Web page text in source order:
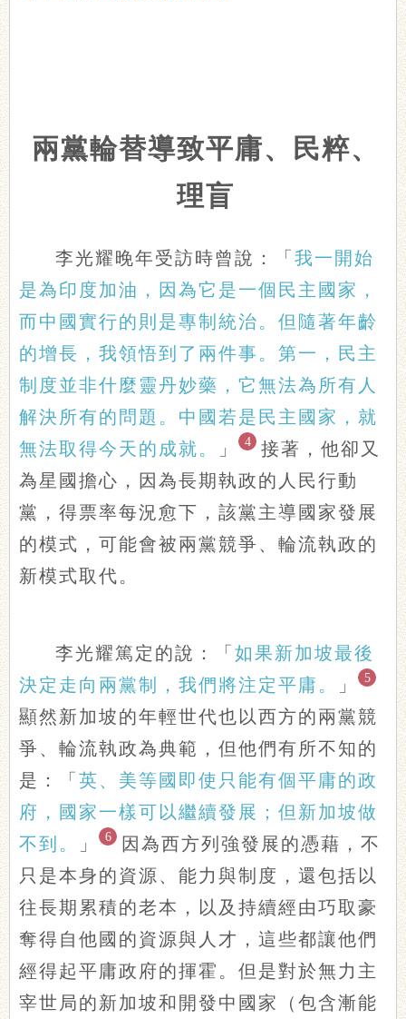
兩黨輪替導致平庸、民粹、
理盲
李光耀晚年受訪時曾說：「 我一開始
是為印度加油，因為它是一個民主國家，
而中國實行的則是專制統治。但隨著年齡
的增長，我領悟到了兩件事。第一，民主
制度並非什麼靈丹妙藥，它無法為所有人
解決所有的問題。中國若是民主國家，就
無法取得今天的成就。
」 4
接著，他卻又
為星國擔心，因為長期執政的人民行動
黨，得票率每況愈下，該黨主導國家發展
的模式，可能會被兩黨競爭、輪流執政的
新模式取代。
李光耀篤定的說：「 如果新加坡最後
決定走向兩黨制，我們將注定平庸。
」 5
顯然新加坡的年輕世代也以西方的兩黨競
爭、輪流執政為典範，但他們有所不知的
是：「 英、美等國即使只能有個平庸的政
府，國家一樣可以繼續發展；但新加坡做
不到。
」 6
因為西方列強發展的憑藉，不
只是本身的資源、能力與制度，還包括以
往長期累積的老本，以及持續經由巧取豪
奪得自他國的資源與人才，這些都讓他們
經得起平庸政府的揮霍。但是對於無力主
宰世局的新加坡和開發中國家（包含漸能